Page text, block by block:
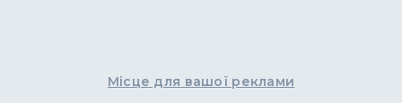
Місце для вашої реклами